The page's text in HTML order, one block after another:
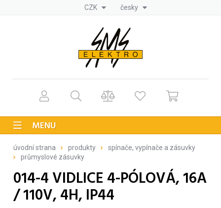
CZK česky
MENU
úvodní strana produkty
spínače, vypínače a zásuvky
průmyslové zásuvky
014-4 VIDLICE 4-PÓLOVÁ, 16A
/ 110V, 4H, IP44